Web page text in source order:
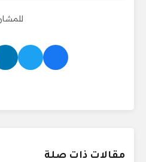
مقالات ذات صلة